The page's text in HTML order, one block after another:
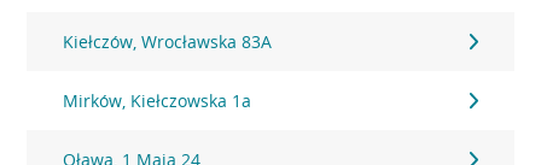
Kiełczów, Wrocławska 83A
Mirków, Kiełczowska 1a
Oława, 1 Maja 24